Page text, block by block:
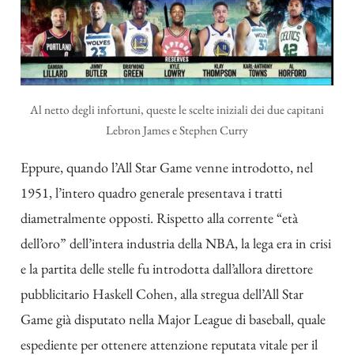
Al netto degli infortuni, queste le scelte iniziali dei due capitani
Lebron James e Stephen Curry
Eppure, quando l’All Star Game venne introdotto, nel
1951, l’intero quadro generale presentava i tratti
diametralmente opposti. Rispetto alla corrente “età
dell’oro” dell’intera industria della NBA, la lega era in crisi
e la partita delle stelle fu introdotta dall’allora direttore
pubblicitario Haskell Cohen, alla stregua dell’All Star
Game già disputato nella Major League di baseball, quale
espediente per ottenere attenzione reputata vitale per il